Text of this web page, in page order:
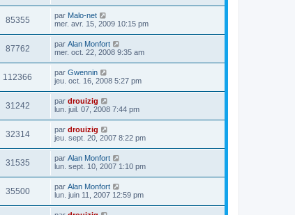
85355 par Malo-net
mer. avr. 15, 2009 10:15 pm
87762 par Alan Monfort
mer. oct. 22, 2008 9:35 am
112366 par Gwennin
jeu. oct. 16, 2008 5:27 pm
31242 par drouizig
lun. juil. 07, 2008 7:44 pm
32314 par drouizig
jeu. sept. 20, 2007 8:22 pm
31535 par Alan Monfort
lun. sept. 10, 2007 1:10 pm
35500 par Alan Monfort
lun. juin 11, 2007 12:59 pm